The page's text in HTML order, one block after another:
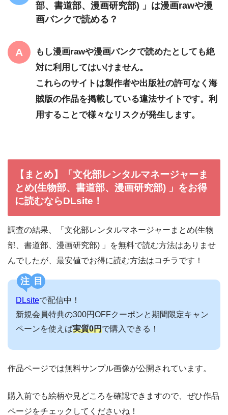
部、書道部、漫画研究部) 」は漫画rawや漫
画バンクで読める？
もし漫画rawや漫画バンクで読めたとしても絶
対に利用してはいけません。
これらのサイトは製作者や出版社の許可なく海
賊版の作品を掲載している違法サイトです。利
用することで様々なリスクが発生します。
【まとめ】「文化部レンタルマネージャーま
とめ(生物部、書道部、漫画研究部) 」をお得
に読むならDLsite！
調査の結果、「文化部レンタルマネージャーまとめ(生物
部、書道部、漫画研究部) 」を無料で読む方法はありませ
んでしたが、最安値でお得に読む方法はコチラです！
注目
DLsiteで配信中！
新規会員特典の300円OFFクーポンと期間限定キャン
ペーンを使えば実質0円で購入できる！
作品ページでは無料サンプル画像が公開されています。
購入前でも絵柄や見どころを確認できますので、ぜひ作品
ページをチェックしてくださいね！